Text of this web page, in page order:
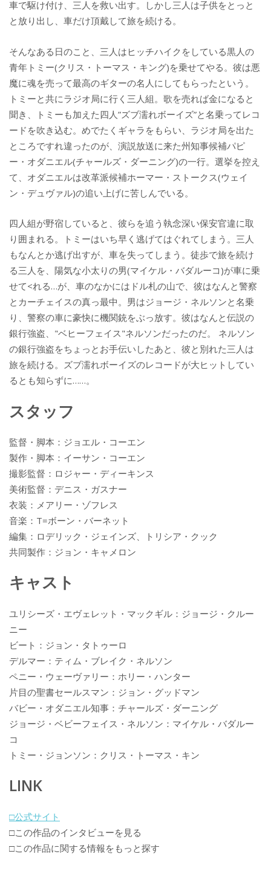
車で駆け付け、三人を救い出す。しかし三人は子供をとっと
と放り出し、車だけ頂戴して旅を続ける。
そんなある日のこと、三人はヒッチハイクをしている黒人の
青年トミー(クリス・トーマス・キング)を乗せてやる。彼は悪
魔に魂を売って最高のギターの名人にしてもらったという。
トミーと共にラジオ局に行く三人組。歌を売れば金になると
聞き、トミーも加えた四人”ズブ濡れボーイズ”と名乗ってレコ
ードを吹き込む。めでたくギャラをもらい、ラジオ局を出た
ところですれ違ったのが、演説放送に来た州知事候補パピ
ー・オダニエル(チャールズ・ダーニング)の一行。選挙を控え
て、オダニエルは改革派候補ホーマー・ストークス(ウェイ
ン・デュヴァル)の追い上げに苦しんでいる。
四人組が野宿していると、彼らを追う執念深い保安官違に取
り囲まれる。トミーはいち早く逃げてはぐれてしまう。三人
もなんとか逃げ出すが、車を失ってしまう。徒歩で旅を続け
る三人を、陽気な小太りの男(マイケル・バダルーコ)が車に乗
せて<れる…が、車のなかにはドル札の山で、彼はなんと警察
とカーチェイスの真っ最中。男はジョージ・ネルソンと名乗
り、警察の車に豪快に機関銃をぶっ放す。彼はなんと伝説の
銀行強盗、"ベヒーフェイス"ネルソンだったのだ。 ネルソン
の銀行強盗をちょっとお手伝いしたあと、彼と別れた三人は
旅を続ける。ズブ濡れボーイズのレコードが大ヒットしてい
るとも知らずに……。
スタッフ
監督・脚本：ジョエル・コーエン
製作・脚本：イーサン・コーエン
撮影監督：ロジャー・ディーキンス
美術監督：デニス・ガスナー
衣装：メアリー・ゾフレス
音楽：T=ボーン・バーネット
編集：ロデリック・ジェインズ、トリシア・クック
共同製作：ジョン・キャメロン
キャスト
ユリシーズ・エヴェレット・マックギル：ジョージ・クルー
ニー
ビート：ジョン・タトゥーロ
デルマー：ティム・ブレイク・ネルソン
ペニー・ウェーヴァリー：ホリー・ハンター
片目の聖書セールスマン：ジョン・グッドマン
バビー・オダニエル知事：チャールズ・ダーニング
ジョージ・ベビーフェイス・ネルソン：マイケル・バダルー
コ
トミー・ジョンソン：クリス・トーマス・キン
LINK
□公式サイト
□この作品のインタビューを見る
□この作品に関する情報をもっと探す